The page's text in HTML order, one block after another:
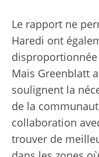
Le rapport ne
Haredi ont
disproportionnée
Mais Greenblatt
soulignent la
de la
collaboration
trouver de